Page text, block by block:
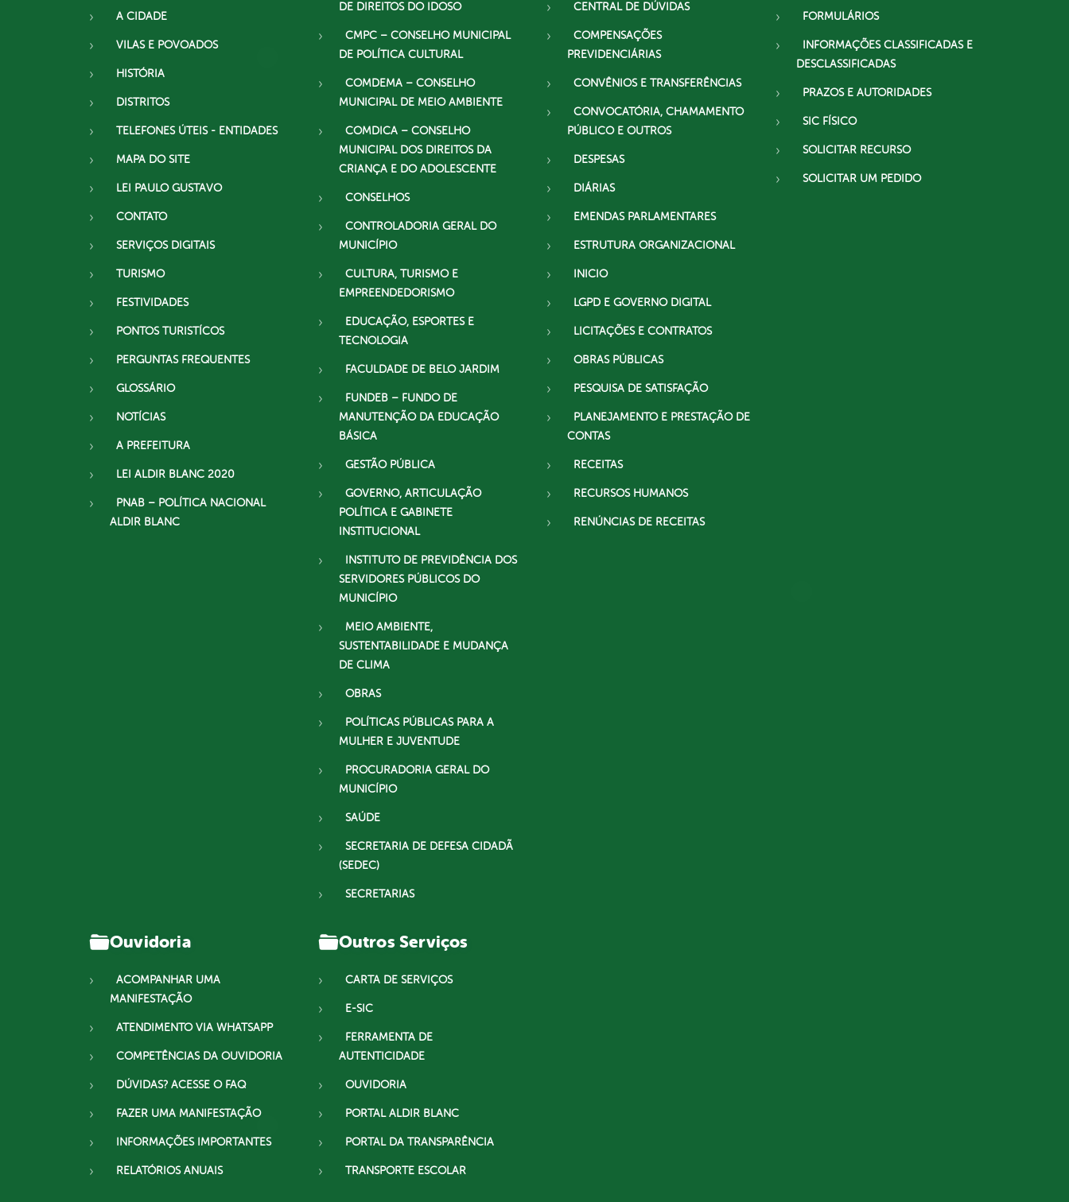
A CIDADE
VILAS E POVOADOS
HISTÓRIA
DISTRITOS
TELEFONES ÚTEIS - ENTIDADES
MAPA DO SITE
LEI PAULO GUSTAVO
CONTATO
SERVIÇOS DIGITAIS
TURISMO
FESTIVIDADES
PONTOS TURISTÍCOS
PERGUNTAS FREQUENTES
GLOSSÁRIO
NOTÍCIAS
A PREFEITURA
LEI ALDIR BLANC 2020
PNAB – POLÍTICA NACIONAL
ALDIR BLANC
DE DIREITOS DO IDOSO
CMPC – CONSELHO MUNICIPAL
DE POLÍTICA CULTURAL
COMDEMA – CONSELHO
MUNICIPAL DE MEIO AMBIENTE
COMDICA – CONSELHO
MUNICIPAL DOS DIREITOS DA
CRIANÇA E DO ADOLESCENTE
CONSELHOS
CONTROLADORIA GERAL DO
MUNICÍPIO
CULTURA, TURISMO E
EMPREENDEDORISMO
EDUCAÇÃO, ESPORTES E
TECNOLOGIA
FACULDADE DE BELO JARDIM
FUNDEB – FUNDO DE
MANUTENÇÃO DA EDUCAÇÃO
BÁSICA
GESTÃO PÚBLICA
GOVERNO, ARTICULAÇÃO
POLÍTICA E GABINETE
INSTITUCIONAL
INSTITUTO DE PREVIDÊNCIA DOS
SERVIDORES PÚBLICOS DO
MUNICÍPIO
MEIO AMBIENTE,
SUSTENTABILIDADE E MUDANÇA
DE CLIMA
OBRAS
POLÍTICAS PÚBLICAS PARA A
MULHER E JUVENTUDE
PROCURADORIA GERAL DO
MUNICÍPIO
SAÚDE
SECRETARIA DE DEFESA CIDADÃ
(SEDEC)
SECRETARIAS
CENTRAL DE DÚVIDAS
COMPENSAÇÕES
PREVIDENCIÁRIAS
CONVÊNIOS E TRANSFERÊNCIAS
CONVOCATÓRIA, CHAMAMENTO
PÚBLICO E OUTROS
DESPESAS
DIÁRIAS
EMENDAS PARLAMENTARES
ESTRUTURA ORGANIZACIONAL
INICIO
LGPD E GOVERNO DIGITAL
LICITAÇÕES E CONTRATOS
OBRAS PÚBLICAS
PESQUISA DE SATISFAÇÃO
PLANEJAMENTO E PRESTAÇÃO DE
CONTAS
RECEITAS
RECURSOS HUMANOS
RENÚNCIAS DE RECEITAS
FORMULÁRIOS
INFORMAÇÕES CLASSIFICADAS E
DESCLASSIFICADAS
PRAZOS E AUTORIDADES
SIC FÍSICO
SOLICITAR RECURSO
SOLICITAR UM PEDIDO
Ouvidoria
ACOMPANHAR UMA
MANIFESTAÇÃO
ATENDIMENTO VIA WHATSAPP
COMPETÊNCIAS DA OUVIDORIA
DÚVIDAS? ACESSE O FAQ
FAZER UMA MANIFESTAÇÃO
INFORMAÇÕES IMPORTANTES
RELATÓRIOS ANUAIS
Outros Serviços
CARTA DE SERVIÇOS
E-SIC
FERRAMENTA DE
AUTENTICIDADE
OUVIDORIA
PORTAL ALDIR BLANC
PORTAL DA TRANSPARÊNCIA
TRANSPORTE ESCOLAR